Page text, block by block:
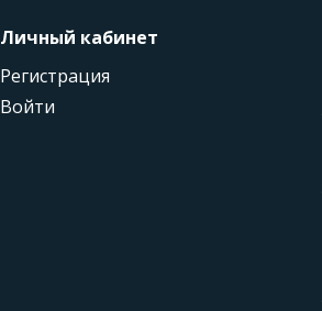
Личный кабинет
Регистрация
Войти